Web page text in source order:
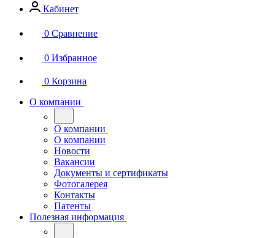
Кабинет
0 Сравнение
0 Избранное
0 Корзина
О компании
О компании
О компании
Новости
Вакансии
Документы и сертификаты
Фотогалерея
Контакты
Патенты
Полезная информация